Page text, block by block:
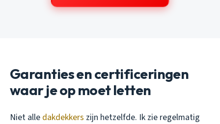
Garanties en certificeringen
waar je op moet letten
Niet alle dakdekkers zijn hetzelfde. Ik zie regelmatig